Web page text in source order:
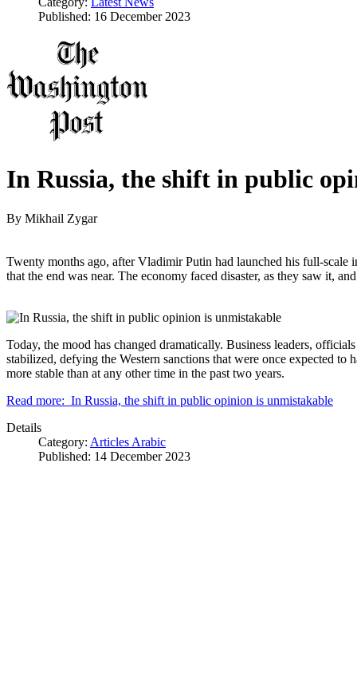
Published: 16 December 2023
In Russia, the shift in public
By Mikhail Zygar
Twenty months ago, after Vladimir Putin had launched his full-
that the end was near. The economy faced disaster, as they saw it,
Today, the mood has changed dramatically. Business leaders,
stabilized, defying the Western sanctions that were once expected to
more stable than at any other time in the past two years.
Read more: In Russia, the shift in public opinion is unmistakable
Details
Category: Articles Arabic
Published: 14 December 2023